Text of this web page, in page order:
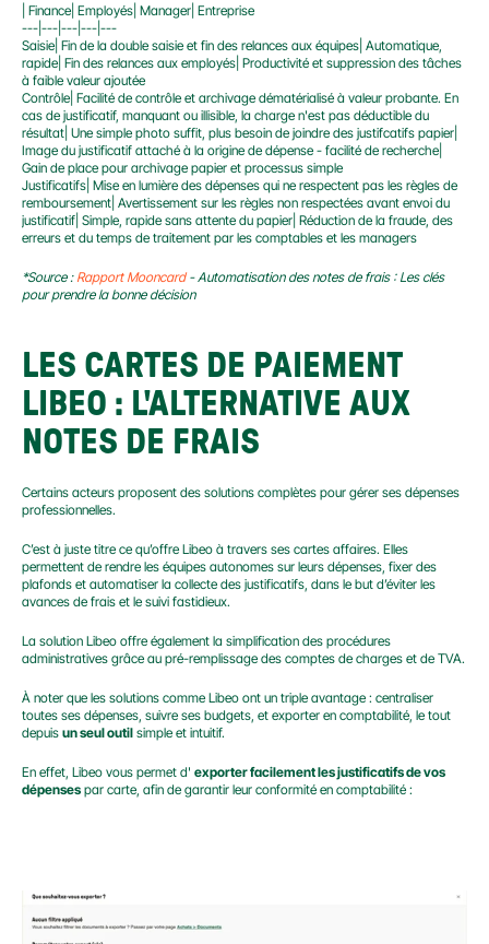
| Finance| Employés| Manager| Entreprise
---|---|---|---|---
Saisie| Fin de la double saisie et fin des relances aux équipes| Automatique,
rapide| Fin des relances aux employés| Productivité et suppression des tâches
à faible valeur ajoutée
Contrôle| Facilité de contrôle et archivage dématérialisé à valeur probante. En
cas de justificatif, manquant ou illisible, la charge n'est pas déductible du
résultat| Une simple photo suffit, plus besoin de joindre des justifcatifs papier|
Image du justificatif attaché à la origine de dépense - facilité de recherche|
Gain de place pour archivage papier et processus simple
Justificatifs| Mise en lumière des dépenses qui ne respectent pas les règles de
remboursement| Avertissement sur les règles non respectées avant envoi du
justificatif| Simple, rapide sans attente du papier| Réduction de la fraude, des
erreurs et du temps de traitement par les comptables et les managers
*Source : Rapport Mooncard - Automatisation des notes de frais : Les clés
pour prendre la bonne décision
LES CARTES DE PAIEMENT
LIBEO : L'ALTERNATIVE AUX
NOTES DE FRAIS
Certains acteurs proposent des solutions complètes pour gérer ses dépenses
professionnelles.
C’est à juste titre ce qu’offre Libeo à travers ses cartes affaires. Elles
permettent de rendre les équipes autonomes sur leurs dépenses, fixer des
plafonds et automatiser la collecte des justificatifs, dans le but d’éviter les
avances de frais et le suivi fastidieux.
La solution Libeo offre également la simplification des procédures
administratives grâce au pré-remplissage des comptes de charges et de TVA.
À noter que les solutions comme Libeo ont un triple avantage : centraliser
toutes ses dépenses, suivre ses budgets, et exporter en comptabilité, le tout
depuis un seul outil simple et intuitif.
En effet, Libeo vous permet d' exporter facilement les justificatifs de vos
dépenses par carte, afin de garantir leur conformité en comptabilité :